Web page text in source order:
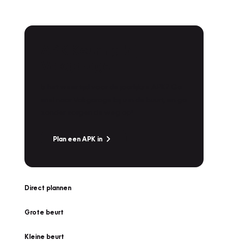
Plan een APK in
Direct plannen
Grote beurt
Kleine beurt